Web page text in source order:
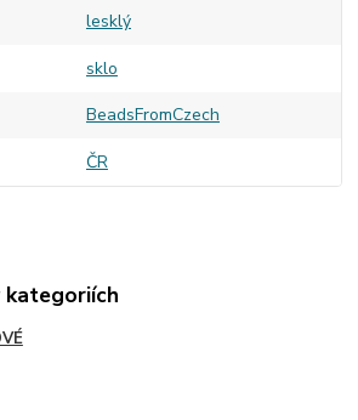
lesklý
sklo
BeadsFromCzech
ČR
kategoriích